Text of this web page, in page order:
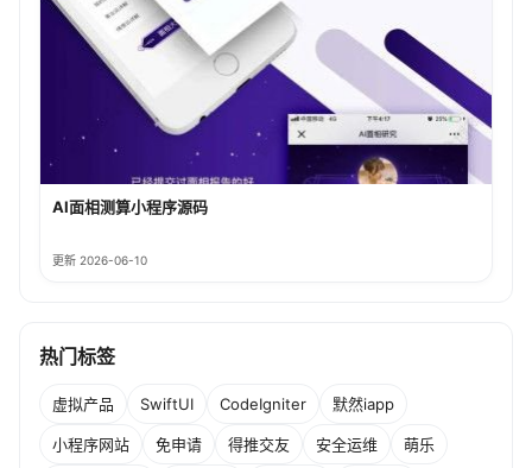
AI面相测算小程序源码
更新 2026-06-10
热门标签
虚拟产品 SwiftUI CodeIgniter 默然iapp
小程序网站 免申请 得推交友 安全运维 萌乐